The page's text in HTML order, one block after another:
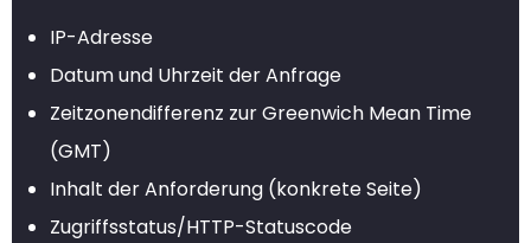
IP-Adresse
Datum und Uhrzeit der Anfrage
Zeitzonendifferenz zur Greenwich Mean Time
(GMT)
Inhalt der Anforderung (konkrete Seite)
Zugriffsstatus/HTTP-Statuscode